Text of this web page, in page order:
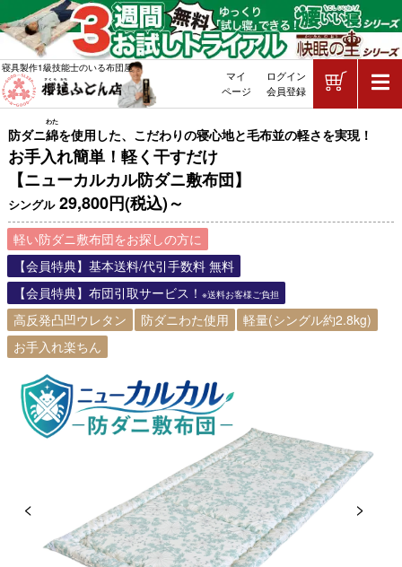
お手入れ簡単！軽く干すだけ
【ニューカルカル防ダニ敷布団】
シングル29,800円(税込)～
防ダニ綿
わた
を使用した、こだわりの寝心地と毛布並の軽さを実現！
敷布団・掛け布団・羽毛布団・マ
寝具製作1級技能士のいる布団屋
マイ
ページ
ログイン
会員登録
軽い防ダニ敷布団をお探しの方に
【会員特典】基本送料/代引手数料 無料
【会員特典】布団引取サービス！※送料お客様ご負担
高反発凸凹ウレタン 防ダニわた使用
軽量(シングル約2.8kg)
お手入れ楽ちん